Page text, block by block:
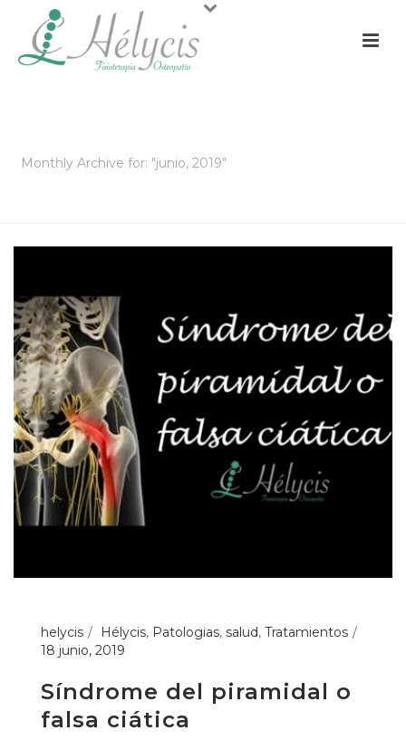
Monthly Archive for: "junio, 2019"
helycis Hélycis, Patologias, salud, Tratamientos
18 junio, 2019
Síndrome del piramidal o
falsa ciática